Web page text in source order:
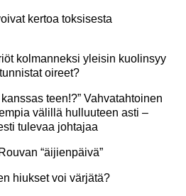
kertoa toksisesta
kolmanneksi yleisin kuolinsyy
oireet?
teen!?” Vahvatahtoinen
välillä hulluuteen asti –
tulevaa johtajaa
“äijienpäivä”
hiukset voi värjätä?